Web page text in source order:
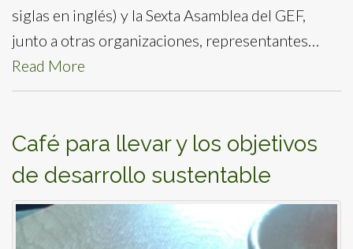
siglas en inglés) y la Sexta Asamblea del GEF,
junto a otras organizaciones, representantes…
Read More
Café para llevar y los objetivos
de desarrollo sustentable